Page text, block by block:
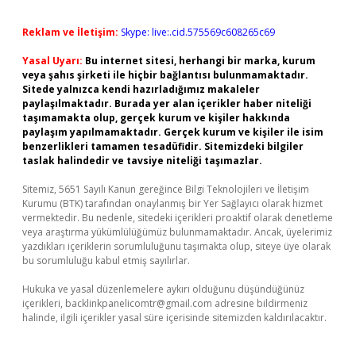
Reklam ve İletişim: Skype: live:.cid.575569c608265c69
Yasal Uyarı: Bu internet sitesi, herhangi bir marka, kurum
veya şahıs şirketi ile hiçbir bağlantısı bulunmamaktadır.
Sitede yalnızca kendi hazırladığımız makaleler
paylaşılmaktadır. Burada yer alan içerikler haber niteliği
taşımamakta olup, gerçek kurum ve kişiler hakkında
paylaşım yapılmamaktadır. Gerçek kurum ve kişiler ile isim
benzerlikleri tamamen tesadüfidir. Sitemizdeki bilgiler
taslak halindedir ve tavsiye niteliği taşımazlar.
Sitemiz, 5651 Sayılı Kanun gereğince Bilgi Teknolojileri ve İletişim
Kurumu (BTK) tarafından onaylanmış bir Yer Sağlayıcı olarak hizmet
vermektedir. Bu nedenle, sitedeki içerikleri proaktif olarak denetleme
veya araştırma yükümlülüğümüz bulunmamaktadır. Ancak, üyelerimiz
yazdıkları içeriklerin sorumluluğunu taşımakta olup, siteye üye olarak
bu sorumluluğu kabul etmiş sayılırlar.
Hukuka ve yasal düzenlemelere aykırı olduğunu düşündüğünüz
içerikleri, backlinkpanelicomtr@gmail.com adresine bildirmeniz
halinde, ilgili içerikler yasal süre içerisinde sitemizden kaldırılacaktır.